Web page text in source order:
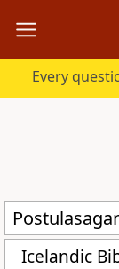
Icelandic